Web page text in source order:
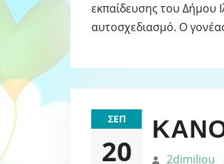
εκπαίδευσης του Δήμου
αυτοσχεδιασμό. Ο
ΣΕΠ
20 2dimiliou